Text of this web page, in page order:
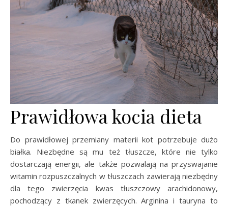
Prawidłowa kocia dieta
Do prawidłowej przemiany materii kot potrzebuje dużo
białka. Niezbędne są mu też tłuszcze, które nie tylko
dostarczają energii, ale także pozwalają na przyswajanie
witamin rozpuszczalnych w tłuszczach zawierają niezbędny
dla tego zwierzęcia kwas tłuszczowy arachidonowy,
pochodzący z tkanek zwierzęcych. Arginina i tauryna to